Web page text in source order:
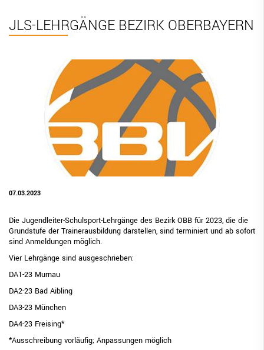
JLS-LEHRGÄNGE BEZIRK OBERBAYERN
07.03.2023
Die Jugendleiter-Schulsport-Lehrgänge des Bezirk OBB für 2023, die die
Grundstufe der Trainerausbildung darstellen, sind terminiert und ab sofort
sind Anmeldungen möglich.
Vier Lehrgänge sind ausgeschrieben:
DA1-23 Murnau
DA2-23 Bad Aibling
DA3-23 München
DA4-23 Freising*
*Ausschreibung vorläufig; Anpassungen möglich
BBV Links
DIGITAL SCORE SHEET
STRUKTURREFORM